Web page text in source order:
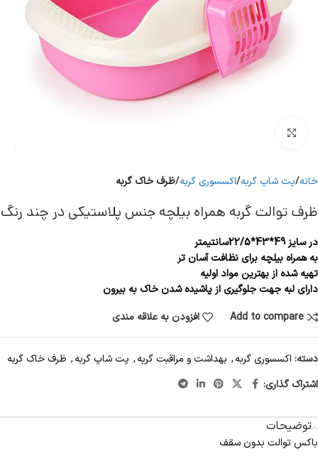
خانه پت شاپ گربه اکسسوری گربه ظرف خاک گربه
ظرف توالت گربه همراه بیلچه جنس پلاستیکی در چند رنگ
در سایز 49*43*22/5سانتیمتر
به همراه بیلچه برای نظافت آسان تر
تهیه شده از بهترین مواد اولیه
دارای لبه جهت جلوگیری از پاشیده شدن خاک به بیرون
Add to compare
افزودن به علاقه مندی
دسته: اکسسوری گربه, بهداشت و مراقبت گربه, پت شاپ گربه, ظرف خاک گربه
اشتراک گذاری:
توضیحات
باکس توالت بدون سقف